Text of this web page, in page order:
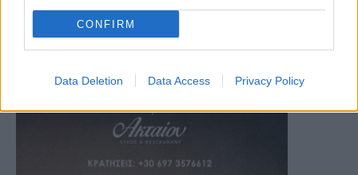
CONFIRM
Data Deletion Data Access Privacy Policy